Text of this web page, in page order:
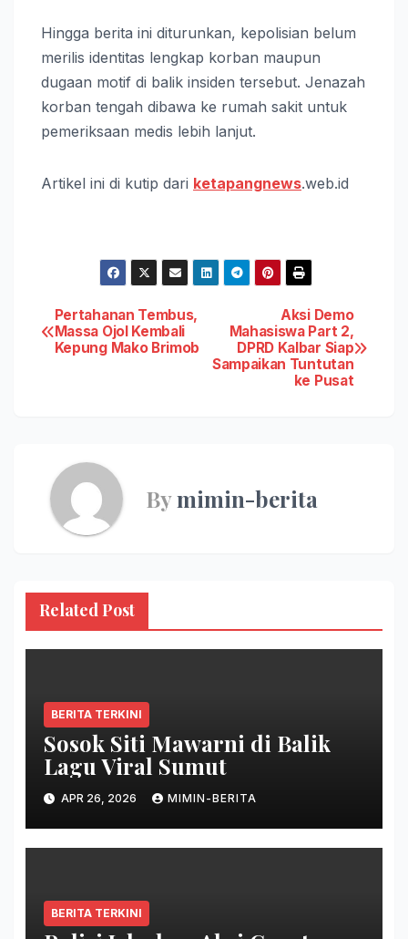
Hingga berita ini diturunkan, kepolisian belum
merilis identitas lengkap korban maupun
dugaan motif di balik insiden tersebut. Jenazah
korban tengah dibawa ke rumah sakit untuk
pemeriksaan medis lebih lanjut.
Artikel ini di kutip dari ketapangnews.web.id
Post
navigation
Aksi Demo
Mahasiswa Part 2,
DPRD Kalbar Siap
Sampaikan Tuntutan
ke Pusat
Pertahanan Tembus,
Massa Ojol Kembali
Kepung Mako Brimob
Bymimin-berita
Related Post
BERITA TERKINI
Sosok Siti Mawarni di Balik
Lagu Viral Sumut
APR 26, 2026 MIMIN-BERITA
BERITA TERKINI